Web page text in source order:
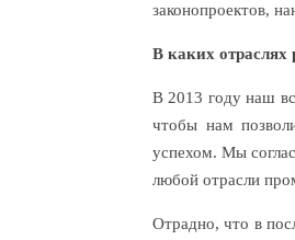
законопроектов,
В каких отраслях
В 2013 году наш
чтобы нам
успехом. Мы
любой отрасли
Отрадно, что в